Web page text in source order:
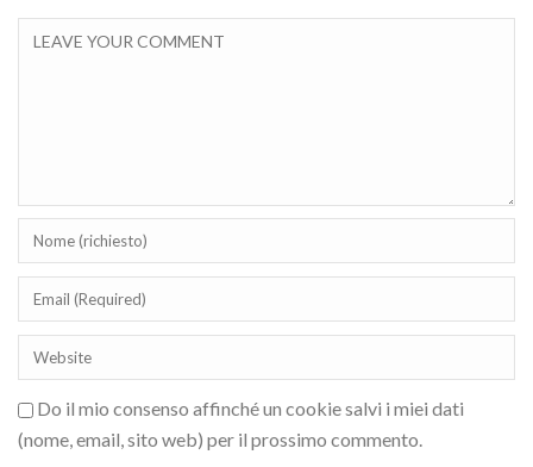
Do il mio consenso affinché un cookie salvi i miei dati
(nome, email, sito web) per il prossimo commento.